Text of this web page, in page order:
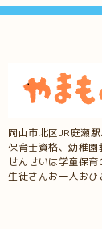
岡山市北区JR庭瀬
保育士資格、幼稚園
せんせいは学童保育
生徒さんお一人おひ